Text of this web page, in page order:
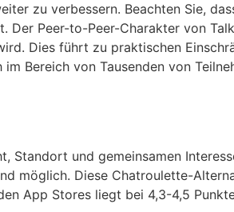
zu verbessern. Beachten Sie,
Der Peer-to-Peer-Charakter von
Dies führt zu praktischen
Bereich von Tausenden von
Standort und gemeinsamen
möglich. Diese Chatroulette-
App Stores liegt bei 4,3-4,5